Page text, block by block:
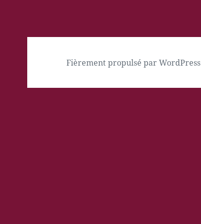
Fièrement propulsé par WordPress